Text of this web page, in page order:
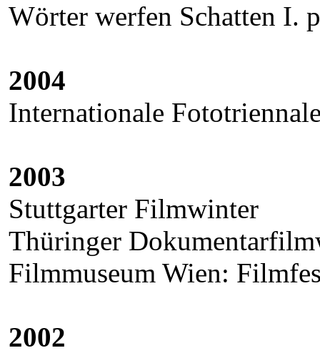
Wörter werfen Schatten I.
2004
Internationale
2003
Stuttgarter Filmwinter
Thüringer
Filmmuseum Wien:
2002